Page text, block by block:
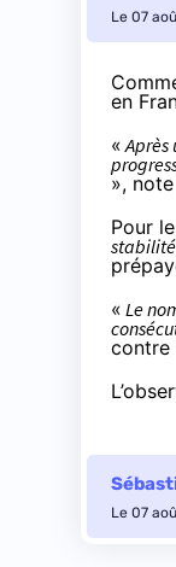
Le 07
en
«Après
»,
Pour
« Le
contre
Le 07